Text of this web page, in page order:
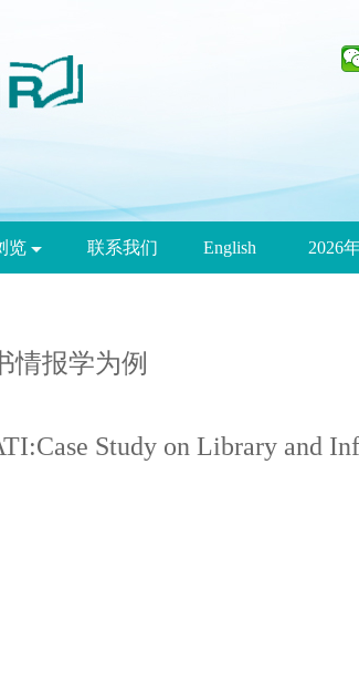
览 联系我们 English 2026
报学为例
Study on Library and